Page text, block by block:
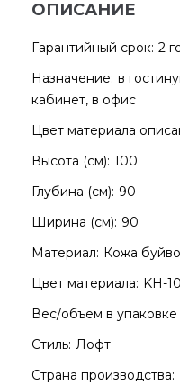
ОПИСАНИЕ
Гарантийный срок: 2
Назначение: в
кабинет, в офис
Цвет материала
Высота (см): 100
Глубина (см): 90
Ширина (см): 90
Материал: Кожа
Цвет материала: KH-10
Вес/объем в упаковке
Стиль: Лофт
Страна производства: